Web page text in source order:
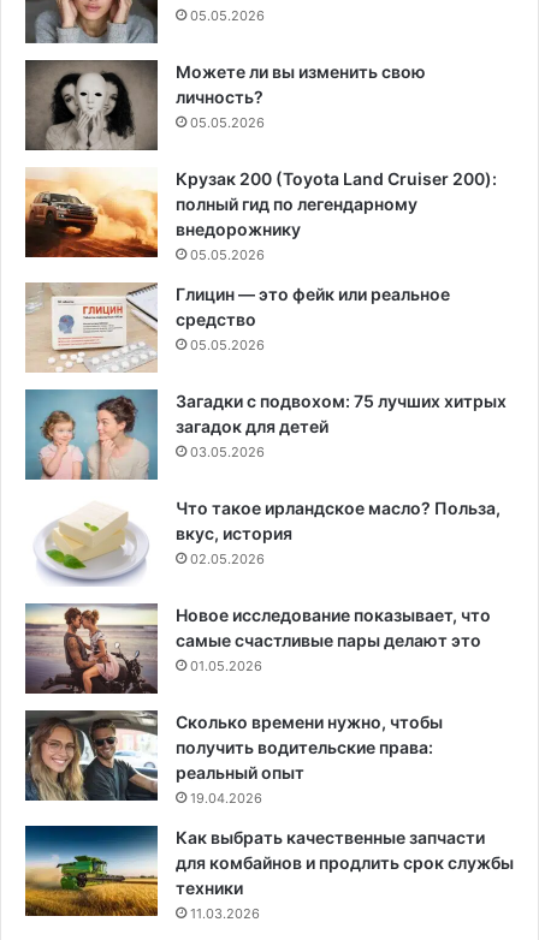
05.05.2026
Можете ли вы изменить свою
личность?
05.05.2026
Крузак 200 (Toyota Land Cruiser 200):
полный гид по легендарному
внедорожнику
05.05.2026
Глицин — это фейк или реальное
средство
05.05.2026
Загадки с подвохом: 75 лучших хитрых
загадок для детей
03.05.2026
Что такое ирландское масло? Польза,
вкус, история
02.05.2026
Новое исследование показывает, что
самые счастливые пары делают это
01.05.2026
Сколько времени нужно, чтобы
получить водительские права:
реальный опыт
19.04.2026
Как выбрать качественные запчасти
для комбайнов и продлить срок службы
техники
11.03.2026